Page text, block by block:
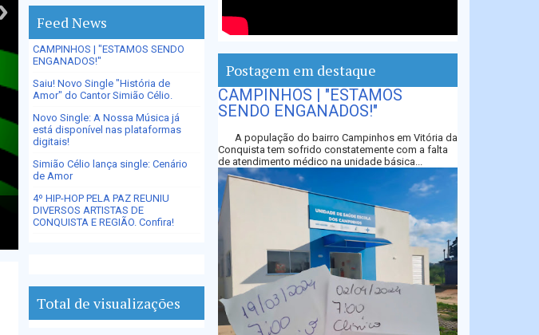
Feed News
CAMPINHOS | "ESTAMOS SENDO
ENGANADOS!"
Saiu! Novo Single "História de
Amor" do Cantor Simião Célio.
Novo Single: A Nossa Música já
está disponível nas plataformas
digitais!
Simião Célio lança single: Cenário
de Amor
4º HIP-HOP PELA PAZ REUNIU
DIVERSOS ARTISTAS DE
CONQUISTA E REGIÃO. Confira!
Total de visualizações
Postagem em destaque
CAMPINHOS | "ESTAMOS
SENDO ENGANADOS!"
A população do bairro Campinhos em Vitória da
Conquista tem sofrido constatemente com a falta
de atendimento médico na unidade básica...